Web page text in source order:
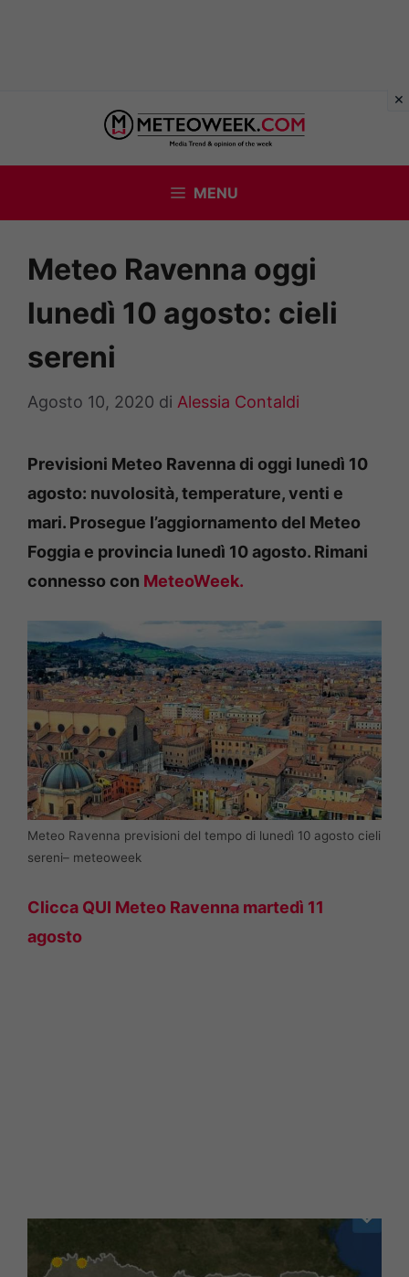
contenuto
MENU
Meteo Ravenna oggi
lunedì 10 agosto: cieli
sereni
Agosto 10, 2020 di Alessia Contaldi
Previsioni Meteo Ravenna di oggi lunedì 10
agosto: nuvolosità, temperature, venti e
mari. Prosegue l’aggiornamento del Meteo
Foggia e provincia lunedì 10 agosto. Rimani
connesso con MeteoWeek.
Meteo Ravenna previsioni del tempo di lunedì 10 agosto cieli
sereni– meteoweek
Clicca QUI Meteo Ravenna martedì 11
agosto